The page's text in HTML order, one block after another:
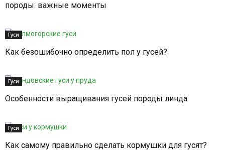
породы: важные моменты
Гуси
Как безошибочно определить пол у гусей?
Гуси
Особенности выращивания гусей породы линда
Гуси
Как самому правильно сделать кормушки для гусят?